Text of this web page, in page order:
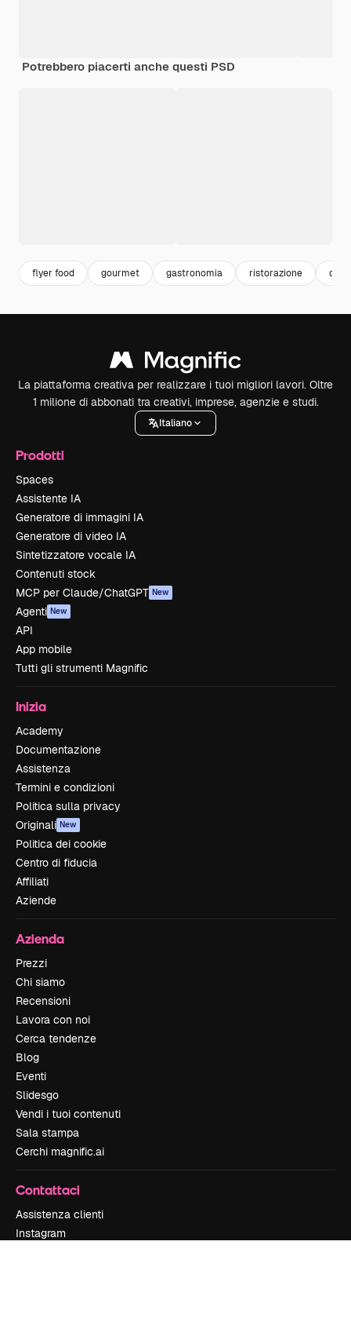
Potrebbero piacerti anche questi PSD
flyer food gourmet gastronomia ristorazione cibo
La piattaforma creativa per realizzare i tuoi migliori lavori. Oltre
1 milione di abbonati tra creativi, imprese, agenzie e studi.
Italiano
Prodotti
Spaces
Assistente IA
Generatore di immagini IA
Generatore di video IA
Sintetizzatore vocale IA
Contenuti stock
MCP per Claude/ChatGPT New
Agenti New
API
App mobile
Tutti gli strumenti Magnific
Inizia
Academy
Documentazione
Assistenza
Termini e condizioni
Politica sulla privacy
Originali New
Politica dei cookie
Centro di fiducia
Affiliati
Aziende
Azienda
Prezzi
Chi siamo
Recensioni
Lavora con noi
Cerca tendenze
Blog
Eventi
Slidesgo
Vendi i tuoi contenuti
Sala stampa
Cerchi magnific.ai
Contattaci
Assistenza clienti
Instagram